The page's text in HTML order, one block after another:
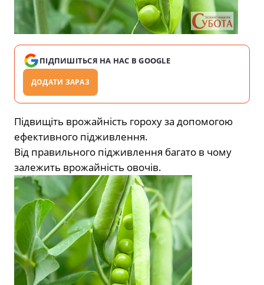
ПІДПИШІТЬСЯ НА НАС В GOOGLE
ДОДАТИ ЗАРАЗ
Підвищіть врожайність гороху за допомогою
ефективного підживлення.
Від правильного підживлення багато в чому
залежить врожайність овочів.